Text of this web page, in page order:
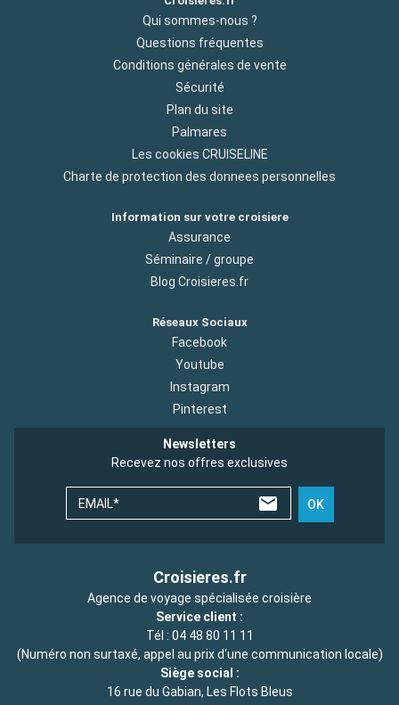
Qui sommes-nous ?
Questions fréquentes
Conditions générales de vente
Sécurité
Plan du site
Palmares
Les cookies CRUISELINE
Charte de protection des donnees personnelles
Information sur votre croisiere
Assurance
Séminaire / groupe
Blog Croisieres.fr
Réseaux Sociaux
Facebook
Youtube
Instagram
Pinterest
Newsletters
Recevez nos offres exclusives
EMAIL* OK
Croisieres.fr
Agence de voyage spécialisée croisière
Service client :
Tél : 04 48 80 11 11
(Numéro non surtaxé, appel au prix d'une communication locale)
Siège social :
16 rue du Gabian, Les Flots Bleus